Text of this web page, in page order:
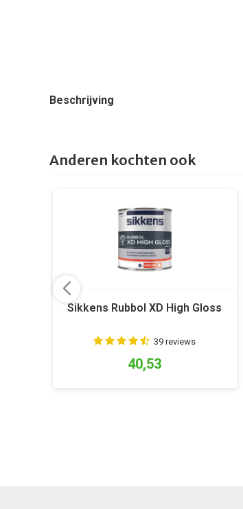
Beschrijving
Anderen kochten ook
Sikkens Rubbol XD High Gloss
39 reviews
40,53